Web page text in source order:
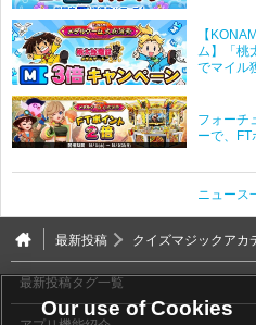
【
ム】「桃
でマイル
フォーチ
ーで、FT
ニュース
最新投稿 クイズマジックアカ
最新投稿タグ一覧
Our use of Cookies